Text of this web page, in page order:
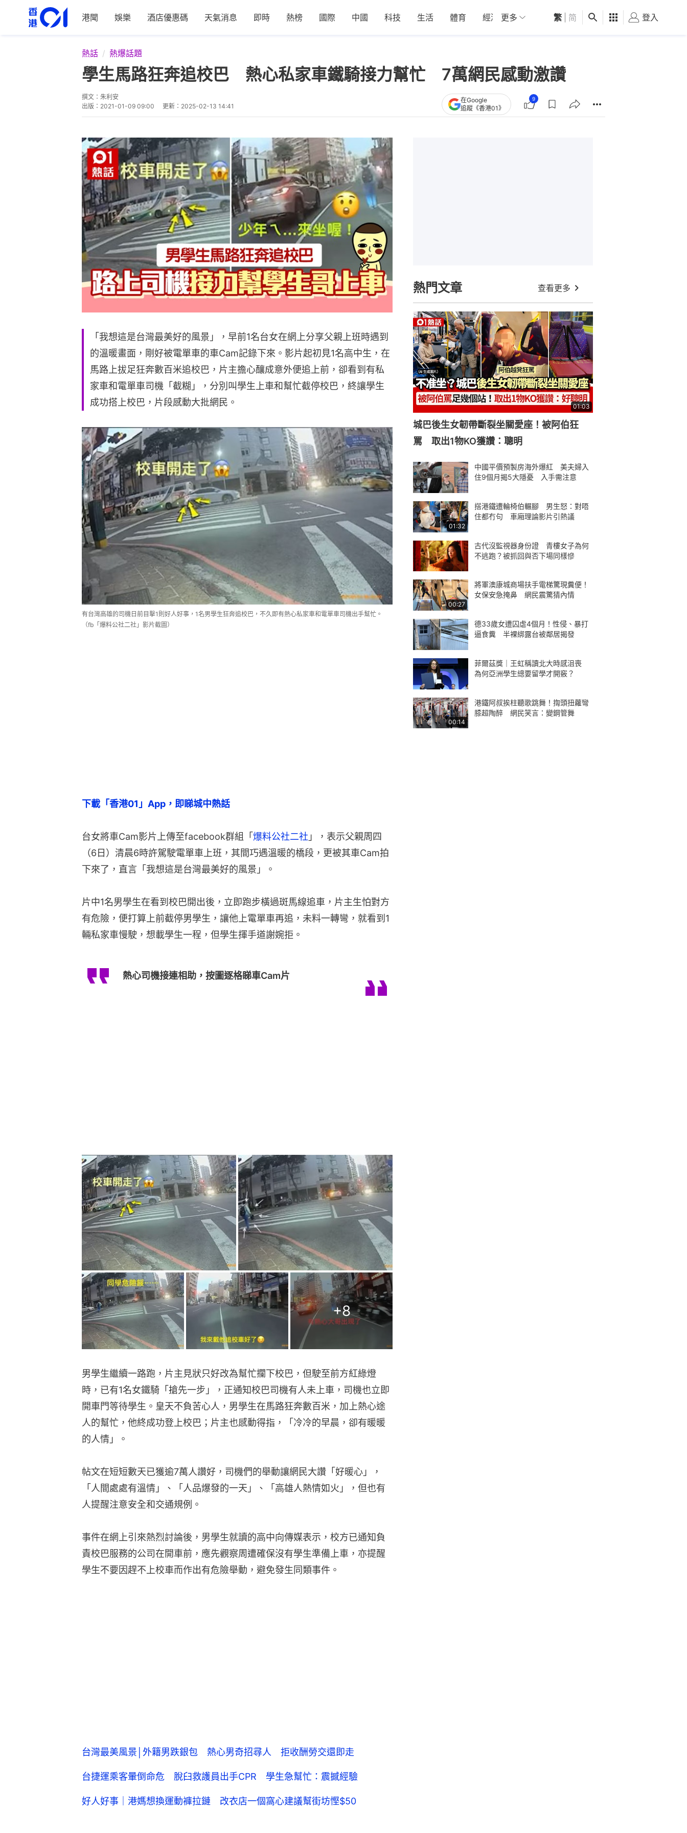
港聞 娛樂 酒店優惠碼 天氣消息 即時 熱榜 國際 中國 科技 生活 體育 經濟 01深圳 觀點 健康 好食玩飛
更多 繁 简 登入
熱話 熱爆話題
學生馬路狂奔追校巴 熱心私家車鐵騎接力幫忙 7萬網民感動激讚
撰文： 朱利安
出版： 2021-01-09 09:00 更新： 2025-02-13 14:41
在Google
追蹤《香港01》
9
「我想這是台灣最美好的風景」，早前1名台女在網上分享父親上班時遇到
的溫暖畫面，剛好被電單車的車Cam記錄下來。影片起初見1名高中生，在
馬路上拔足狂奔數百米追校巴，片主擔心釀成意外便追上前，卻看到有私
家車和電單車司機「截糊」，分別叫學生上車和幫忙截停校巴，終讓學生
成功搭上校巴，片段感動大批網民。
有台灣高雄的司機日前目擊1則好人好事，1名男學生狂奔追校巴，不久即有熱心私家車和電單車司機出手幫忙。
（fb「爆料公社二社」影片截圖）
下載「香港01」App，即睇城中熱話
台女將車Cam影片上傳至facebook群組「爆料公社二社 」，表示父親周四
（6日）清晨6時許駕駛電單車上班，其間巧遇溫暖的橋段，更被其車Cam拍
下來了，直言「我想這是台灣最美好的風景」。
片中1名男學生在看到校巴開出後，立即跑步橫過斑馬線追車，片主生怕對方
有危險，便打算上前截停男學生，讓他上電單車再追，未料一轉彎，就看到1
輛私家車慢駛，想載學生一程，但學生揮手道謝婉拒。
熱心司機接連相助，按圖逐格睇車Cam片
+8
男學生繼續一路跑，片主見狀只好改為幫忙攔下校巴，但駛至前方紅綠燈
時，已有1名女鐵騎「搶先一步」，正通知校巴司機有人未上車，司機也立即
開車門等待學生。皇天不負苦心人，男學生在馬路狂奔數百米，加上熱心途
人的幫忙，他終成功登上校巴；片主也感動得指，「冷冷的早晨，卻有暖暖
的人情」。
帖文在短短數天已獲逾7萬人讚好，司機們的舉動讓網民大讚「好暖心」，
「人間處處有溫情」、「人品爆發的一天」、「高雄人熱情如火」，但也有
人提醒注意安全和交通規例。
事件在網上引來熱烈討論後，男學生就讀的高中向傳媒表示，校方已通知負
責校巴服務的公司在開車前，應先觀察周遭確保沒有學生準備上車，亦提醒
學生不要因趕不上校車而作出有危險舉動，避免發生同類事件。
台灣最美風景│外籍男跌銀包 熱心男奇招尋人 拒收酬勞交還即走
台捷運乘客暈倒命危 脫臼救護員出手CPR 學生急幫忙：震撼經驗
好人好事｜港媽想換運動褲拉鏈 改衣店一個窩心建議幫街坊慳$50
熱門文章 查看更多
01:03
城巴後生女韌帶斷裂坐關愛座！被阿伯狂
罵 取出1物KO獲讚：聰明
中國平價預製房海外爆紅 美夫婦入
住9個月揭5大隱憂 入手需注意
01:32
搭港鐵遭輪椅伯輾腳 男生怒：對唔
住都冇句 車廂理論影片引熱議
古代沒監視器身份證 青樓女子為何
不逃跑？被抓回與否下場同樣慘
00:27
將軍澳康城商場扶手電梯驚現糞便！
女保安急掩鼻 網民震驚猜內情
德33歲女遭囚虐4個月！性侵、暴打
逼食糞 半裸綁露台被鄰居揭發
菲爾茲獎｜王虹稱讀北大時感沮喪
為何亞洲學生總要留學才開竅？
00:14
港鐵阿叔挨柱聽歌跳舞！揈頭扭蘿彎
膝超陶醉 網民笑言：變鋼管舞